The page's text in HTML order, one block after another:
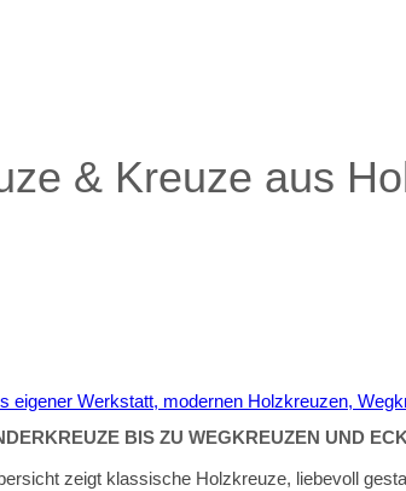
& Kreuze aus
BIS ZU WEGKREUZEN UND
zeigt klassische Holzkreuze, liebevoll